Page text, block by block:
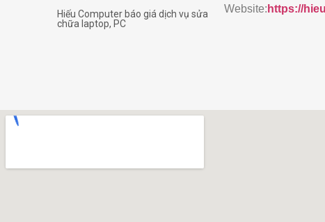
Hiếu Computer báo giá dịch vụ sửa
chữa laptop, PC
Website: https://